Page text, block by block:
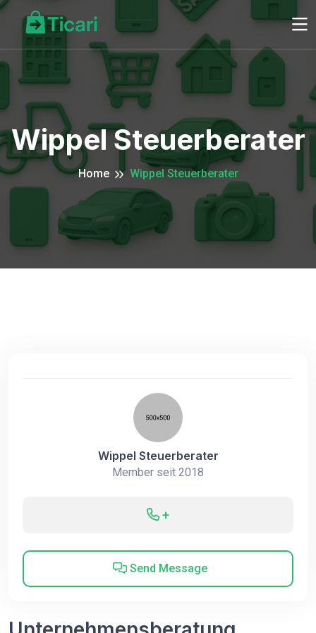
Wippel Steuerberater
Home Wippel Steuerberater
Wippel Steuerberater
Member seit 2018
+
Send Message